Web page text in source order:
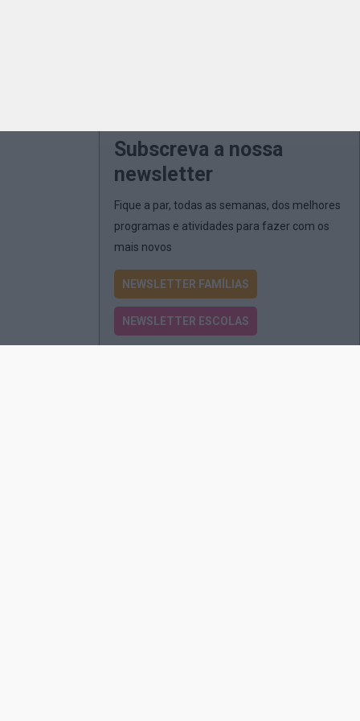
Subscreva a nossa
newsletter
Fique a par, todas as semanas, dos melhores
programas e atividades para fazer com os
mais novos
NEWSLETTER FAMÍLIAS
NEWSLETTER ESCOLAS